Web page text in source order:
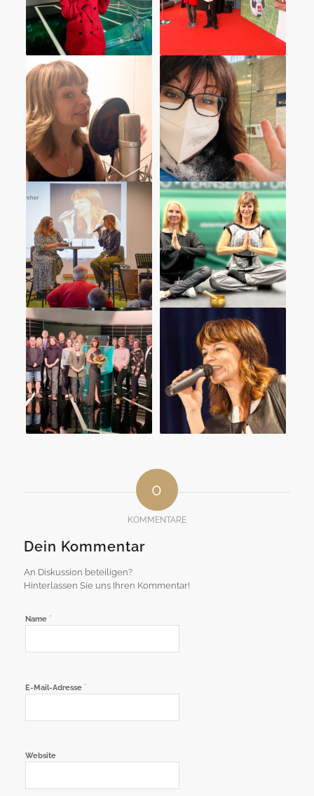
0
KOMMENTARE
Dein Kommentar
An Diskussion beteiligen?
Hinterlassen Sie uns Ihren Kommentar!
Name *
E-Mail-Adresse *
Website